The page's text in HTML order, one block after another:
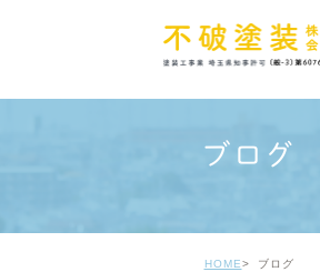
ブログ
HOME ブログ